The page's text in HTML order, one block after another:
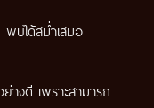
พบได้สม่ำเสมอ
างดี เพราะสามารถ